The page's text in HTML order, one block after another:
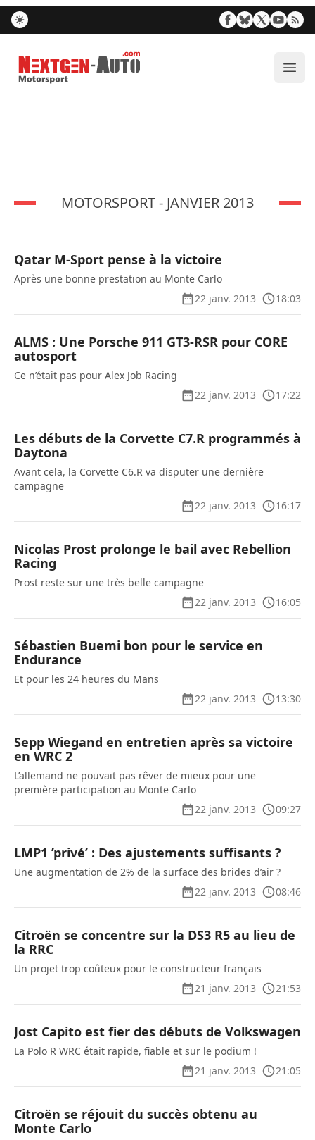
Nextgen-Auto.com
MOTORSPORT - JANVIER 2013
Qatar M-Sport pense à la victoire
Après une bonne prestation au Monte Carlo
22 janv. 2013
18:03
ALMS : Une Porsche 911 GT3-RSR pour CORE
autosport
Ce n’était pas pour Alex Job Racing
22 janv. 2013
17:22
Les débuts de la Corvette C7.R programmés à
Daytona
Avant cela, la Corvette C6.R va disputer une dernière
campagne
22 janv. 2013
16:17
Nicolas Prost prolonge le bail avec Rebellion
Racing
Prost reste sur une très belle campagne
22 janv. 2013
16:05
Sébastien Buemi bon pour le service en
Endurance
Et pour les 24 heures du Mans
22 janv. 2013
13:30
Sepp Wiegand en entretien après sa victoire
en WRC 2
L’allemand ne pouvait pas rêver de mieux pour une
première participation au Monte Carlo
22 janv. 2013
09:27
LMP1 ’privé’ : Des ajustements suffisants ?
Une augmentation de 2% de la surface des brides d’air ?
22 janv. 2013
08:46
Citroën se concentre sur la DS3 R5 au lieu de
la RRC
Un projet trop coûteux pour le constructeur français
21 janv. 2013
21:53
Jost Capito est fier des débuts de Volkswagen
La Polo R WRC était rapide, fiable et sur le podium !
21 janv. 2013
21:05
Citroën se réjouit du succès obtenu au
Monte Carlo